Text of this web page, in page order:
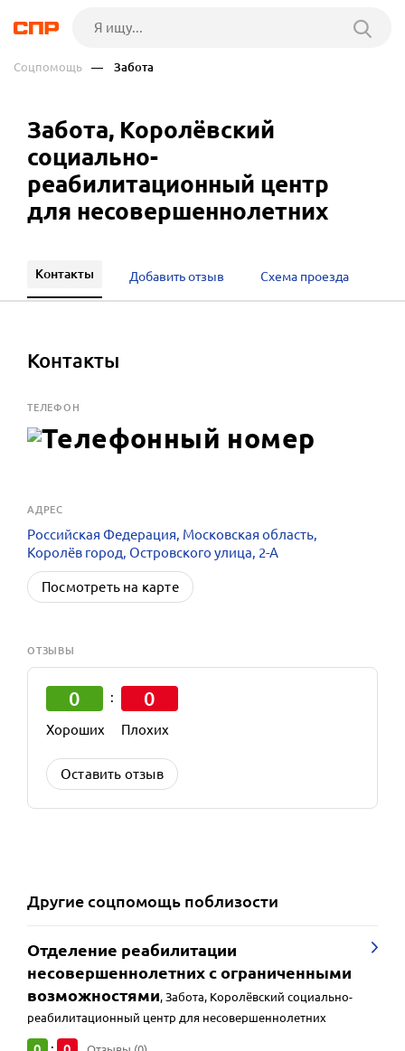
Соцпомощь — Забота
Забота, Королёвский
социально-
реабилитационный центр
для несовершеннолетних
Контакты Добавить отзыв Схема проезда
Контакты
ТЕЛЕФОН
АДРЕС
Российская Федерация, Московская область,
Королёв город, Островского улица, 2-А
Посмотреть на карте
ОТЗЫВЫ
0
Хороших
: 0
Плохих
Оставить отзыв
Другиесоцпомощь поблизости
Отделение реабилитации
несовершеннолетних с ограниченными
возможностями,Забота, Королёвский социально-
реабилитационный центр для несовершеннолетних